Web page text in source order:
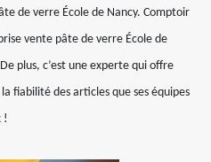
de verre École de Nancy. Comptoir
vente pâte de verre École de
plus, c’est une experte qui offre
fiabilité des articles que ses équipes
!